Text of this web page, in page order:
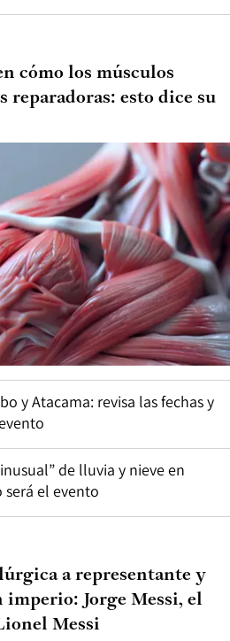
cómo los músculos
reparadoras: esto dice su
y Atacama: revisa las fechas y
de lluvia y nieve en
el evento
a representante y
Jorge Messi, el
Messi